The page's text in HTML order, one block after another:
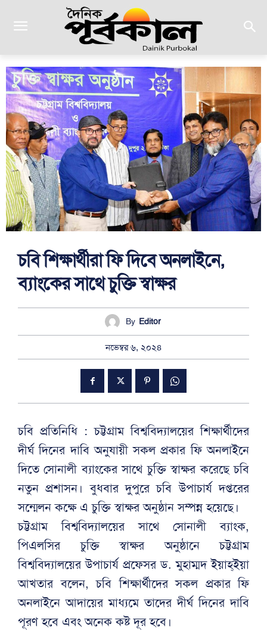
চবি শিক্ষার্থীরা ফি দিবে অনলাইনে,
ব্যাংকের সাথে চুক্তি স্বাক্ষর
By Editor
নভেম্বর ৬, ২০২৪
চবি প্রতিনিধি : চট্টগ্রাম বিশ্ববিদ্যালয়ের শিক্ষার্থীদের
দীর্ঘ দিনের দাবি অনুযায়ী সকল প্রকার ফি অনলাইনে
দিতে সোনালী ব্যাংকের সাথে চুক্তি স্বাক্ষর করেছে চবি
নতুন প্রশাসন। বুধবার দুপুরে চবি উপাচার্য দপ্তরের
সন্মেলন কক্ষে এ চুক্তি স্বাক্ষর অনুষ্ঠান সম্পন্ন হয়েছে।
চট্টগ্রাম বিশ্ববিদ্যালয়ের সাথে সোনালী ব্যাংক,
পিএলসির চুক্তি স্বাক্ষর অনুষ্ঠানে চট্টগ্রাম
বিশ্ববিদ্যালয়ের উপাচার্য প্রফেসর ড. মুহাম্মদ ইয়াহ্ইয়া
আখতার বলেন, চবি শিক্ষার্থীদের সকল প্রকার ফি
অনলাইনে আদায়ের মাধ্যমে তাদের দীর্ঘ দিনের দাবি
পূরণ হবে এবং অনেক কষ্ট দূর হবে।